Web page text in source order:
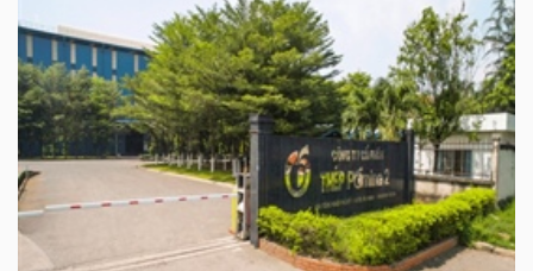
SINH
TRÁI